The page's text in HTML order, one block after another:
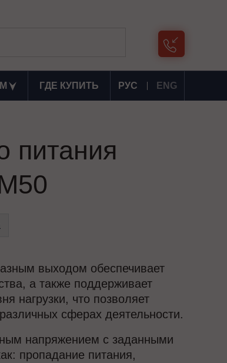
ГДЕ КУПИТЬ РУС ENG
питания
выходом обеспечивает
а также поддерживает
нагрузки, что позволяет
сферах деятельности.
напряжением с заданными
пропадание питания,